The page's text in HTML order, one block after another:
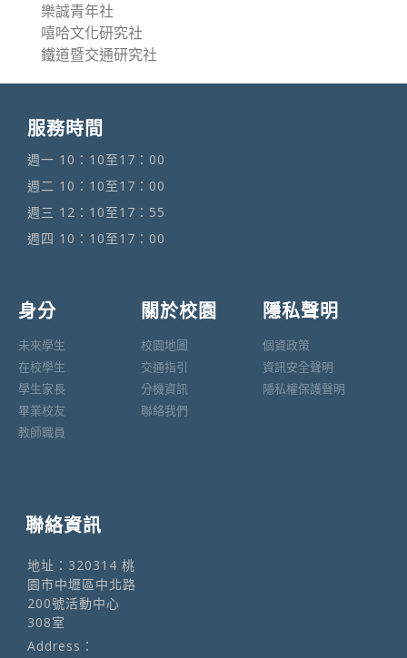
樂誠青年社
嘻哈文化研究社
鐵道暨交通研究社
服務時間
週一 10：10至17：00
週二 10：10至17：00
週三 12：10至17：55
週四 10：10至17：00
身分
未來學生
在校學生
學生家長
畢業校友
教師職員
關於校園
校園地圖
交通指引
分機資訊
聯絡我們
隱私聲明
個資政策
資訊安全聲明
隱私權保護聲明
聯絡資訊
地址：320314 桃
園市中壢區中北路
200號活動中心
308室
Address：